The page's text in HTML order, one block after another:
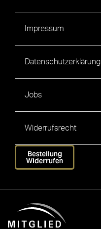
Impressum
Datenschutzerklärung
Jobs
Widerrufsrecht
Bestellung
Widerrufen